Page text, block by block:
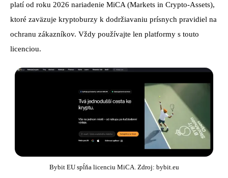
platí od roku 2026 nariadenie MiCA (Markets in Crypto-Assets),
ktoré zaväzuje kryptoburzy k dodržiavaniu prísnych pravidiel na
ochranu zákazníkov. Vždy používajte len platformy s touto
licenciou.
Bybit EU spĺňa licenciu MiCA. Zdroj: bybit.eu